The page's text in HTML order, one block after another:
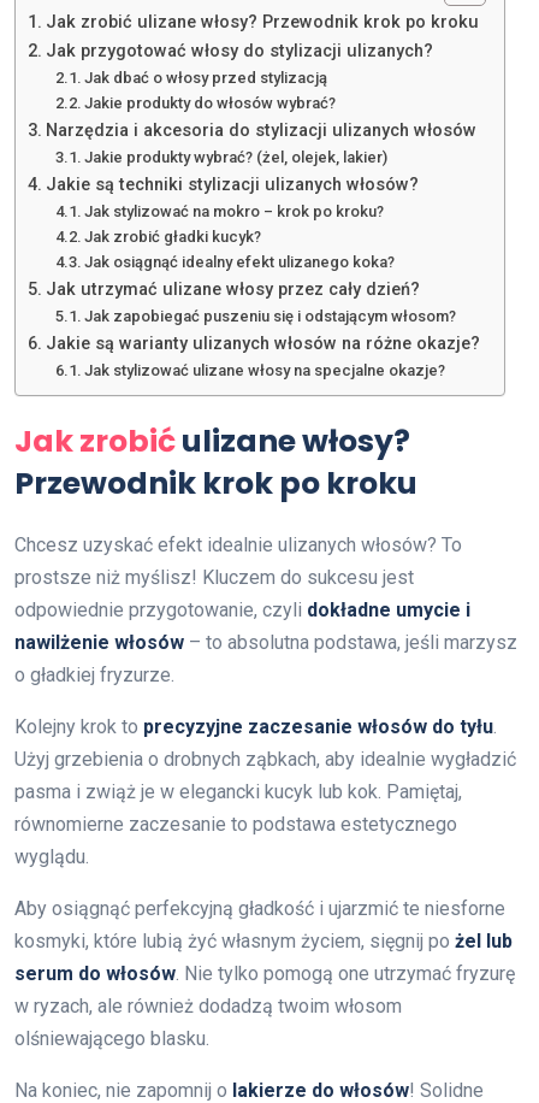
Jak zrobić ulizane włosy? Przewodnik krok po kroku
Jak przygotować włosy do stylizacji ulizanych?
Jak dbać o włosy przed stylizacją
Jakie produkty do włosów wybrać?
Narzędzia i akcesoria do stylizacji ulizanych włosów
Jakie produkty wybrać? (żel, olejek, lakier)
Jakie są techniki stylizacji ulizanych włosów?
Jak stylizować na mokro – krok po kroku?
Jak zrobić gładki kucyk?
Jak osiągnąć idealny efekt ulizanego koka?
Jak utrzymać ulizane włosy przez cały dzień?
Jak zapobiegać puszeniu się i odstającym włosom?
Jakie są warianty ulizanych włosów na różne okazje?
Jak stylizować ulizane włosy na specjalne okazje?
Jak zrobićulizane włosy?
Przewodnik krok po kroku
Chcesz uzyskać efekt idealnie ulizanych włosów? To
prostsze niż myślisz! Kluczem do sukcesu jest
odpowiednie przygotowanie, czyli dokładne umycie i
nawilżenie włosów – to absolutna podstawa, jeśli marzysz
o gładkiej fryzurze.
Kolejny krok to precyzyjne zaczesanie włosów do tyłu.
Użyj grzebienia o drobnych ząbkach, aby idealnie wygładzić
pasma i zwiąż je w elegancki kucyk lub kok. Pamiętaj,
równomierne zaczesanie to podstawa estetycznego
wyglądu.
Aby osiągnąć perfekcyjną gładkość i ujarzmić te niesforne
kosmyki, które lubią żyć własnym życiem, sięgnij po żel lub
serum do włosów. Nie tylko pomogą one utrzymać fryzurę
w ryzach, ale również dodadzą twoim włosom
olśniewającego blasku.
Na koniec, nie zapomnij o lakierze do włosów! Solidne